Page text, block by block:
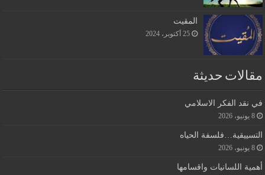
المقيت
25 أكتوبر، 2024
مقالات حديثة
في نقد الفكر الاسلامي
8 يونيو، 2026
التسييقية…فلسفة الحياه
8 يونيو، 2026
أهمية اللسانيات واقسامها